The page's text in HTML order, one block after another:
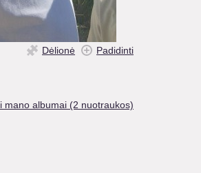
Dėlionė Padidinti
mano albumai (2 nuotraukos)